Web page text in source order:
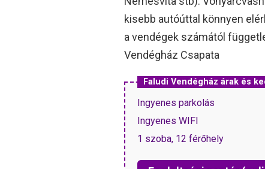
kisebb autóúttal könnyen
a vendégek számától
Vendégház Csapata ️
Faludi Vendégház árak és
Ingyenes parkolás
Ingyenes WIFI
1 szoba, 12 férőhely